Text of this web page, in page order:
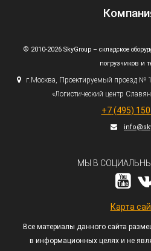
© 2010-2026 SkyGroup – складское
погрузчиков и
г.Москва, Проектируемый проезд №
«Логистический центр
+7 (495)
МЫ В
Карта
Все материалы данного сайта
в информационных целях и не